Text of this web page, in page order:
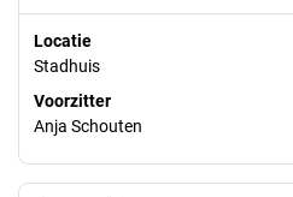
Locatie
Stadhuis
Voorzitter
Anja Schouten